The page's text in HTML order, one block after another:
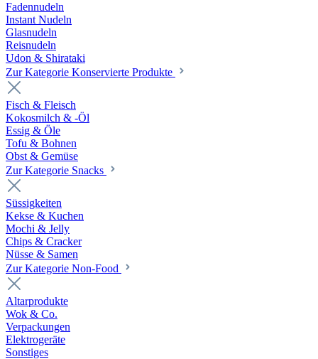
Fadennudeln
Instant Nudeln
Glasnudeln
Reisnudeln
Udon & Shirataki
Zur Kategorie Konservierte Produkte
Fisch & Fleisch
Kokosmilch & -Öl
Essig & Öle
Tofu & Bohnen
Obst & Gemüse
Zur Kategorie Snacks
Süssigkeiten
Kekse & Kuchen
Mochi & Jelly
Chips & Cracker
Nüsse & Samen
Zur Kategorie Non-Food
Altarprodukte
Wok & Co.
Verpackungen
Elektrogeräte
Sonstiges